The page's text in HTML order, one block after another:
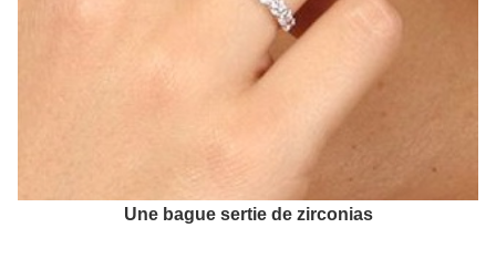
Une bague sertie de zirconias